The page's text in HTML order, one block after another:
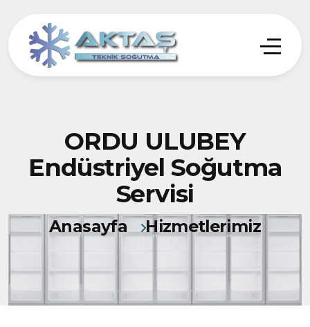
ORDU ULUBEY
Endüstriyel Soğutma
Servisi
Anasayfa Hizmetlerimiz